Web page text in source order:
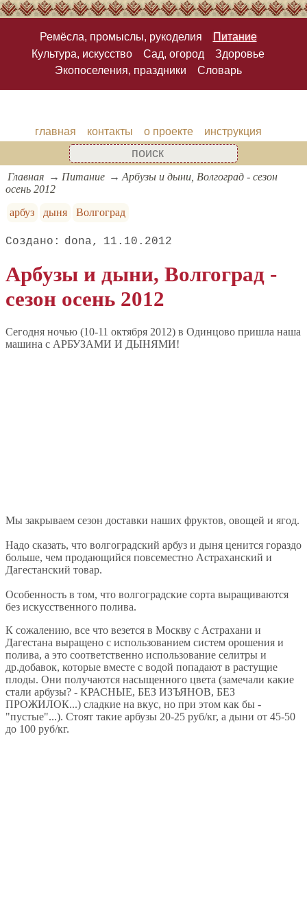
Ремёсла, промыслы, рукоделия
Питание
Культура, искусство
Сад, огород
Здоровье
Экопоселения, праздники
Словарь
главная контакты о проекте инструкция
Главная Питание
Арбузы и дыни, Волгоград - сезон
осень 2012
арбуз
дыня Волгоград
dona 11.10.2012
Арбузы и дыни, Волгоград -
сезон осень 2012
Сегодня ночью (10-11 октября 2012) в Одинцово пришла наша
машина с АРБУЗАМИ И ДЫНЯМИ!
Мы закрываем сезон доставки наших фруктов, овощей и ягод.
Надо сказать, что волгоградский арбуз и дыня ценится гораздо
больше, чем продающийся повсеместно Астраханский и
Дагестанский товар.
Особенность в том, что волгоградские сорта выращиваются
без искусственного полива.
К сожалению, все что везется в Москву с Астрахани и
Дагестана выращено с использованием систем орошения и
полива, а это соответственно использование селитры и
др.добавок, которые вместе с водой попадают в растущие
плоды. Они получаются насыщенного цвета (замечали какие
стали арбузы? - КРАСНЫЕ, БЕЗ ИЗЪЯНОВ, БЕЗ
ПРОЖИЛОК...) сладкие на вкус, но при этом как бы -
"пустые"...). Стоят такие арбузы 20-25 руб/кг, а дыни от 45-50
до 100 руб/кг.